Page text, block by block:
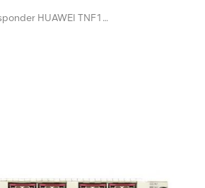
Placa Óptica Do Transponder HUAWEI TNF1LDX OSN1800